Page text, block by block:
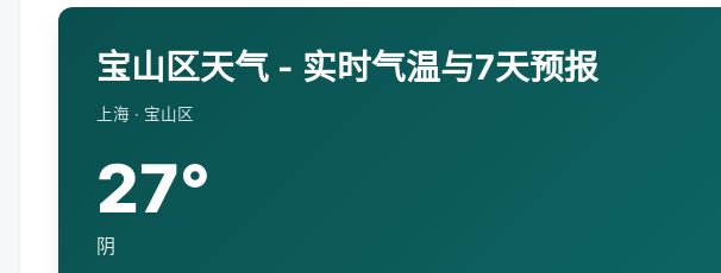
宝山区天气 - 实时气温与7天预报
上海 · 宝山区
27°
阴